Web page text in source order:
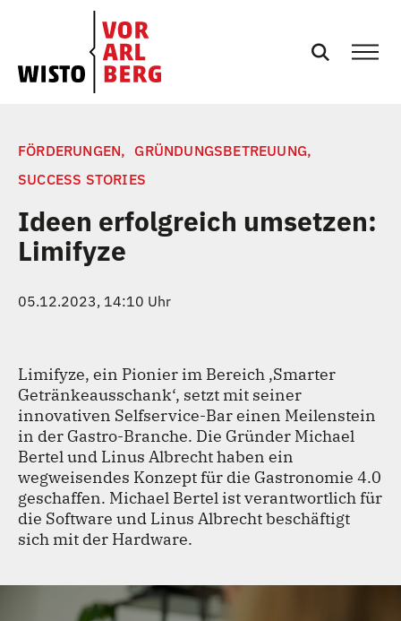
EVENTS
NEWS
PRESSE
TEAM
KONTAKT
FÖRDERUNGEN, GRÜNDUNGSBETREUUNG,
SUCCESS STORIES
Ideen erfolgreich umsetzen:
Limifyze
05.12.2023, 14:10 Uhr
Limifyze, ein Pionier im Bereich ‚Smarter
Getränkeausschank‘, setzt mit seiner
innovativen Selfservice-Bar einen Meilenstein
in der Gastro-Branche. Die Gründer Michael
Bertel und Linus Albrecht haben ein
wegweisendes Konzept für die Gastronomie 4.0
geschaffen. Michael Bertel ist verantwortlich für
die Software und Linus Albrecht beschäftigt
sich mit der Hardware.